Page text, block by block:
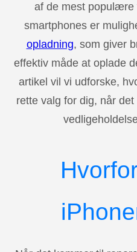
af de mest populære
smartphones er
opladning, som giver
effektiv måde at oplade
artikel vil vi udforske,
rette valg for dig, når